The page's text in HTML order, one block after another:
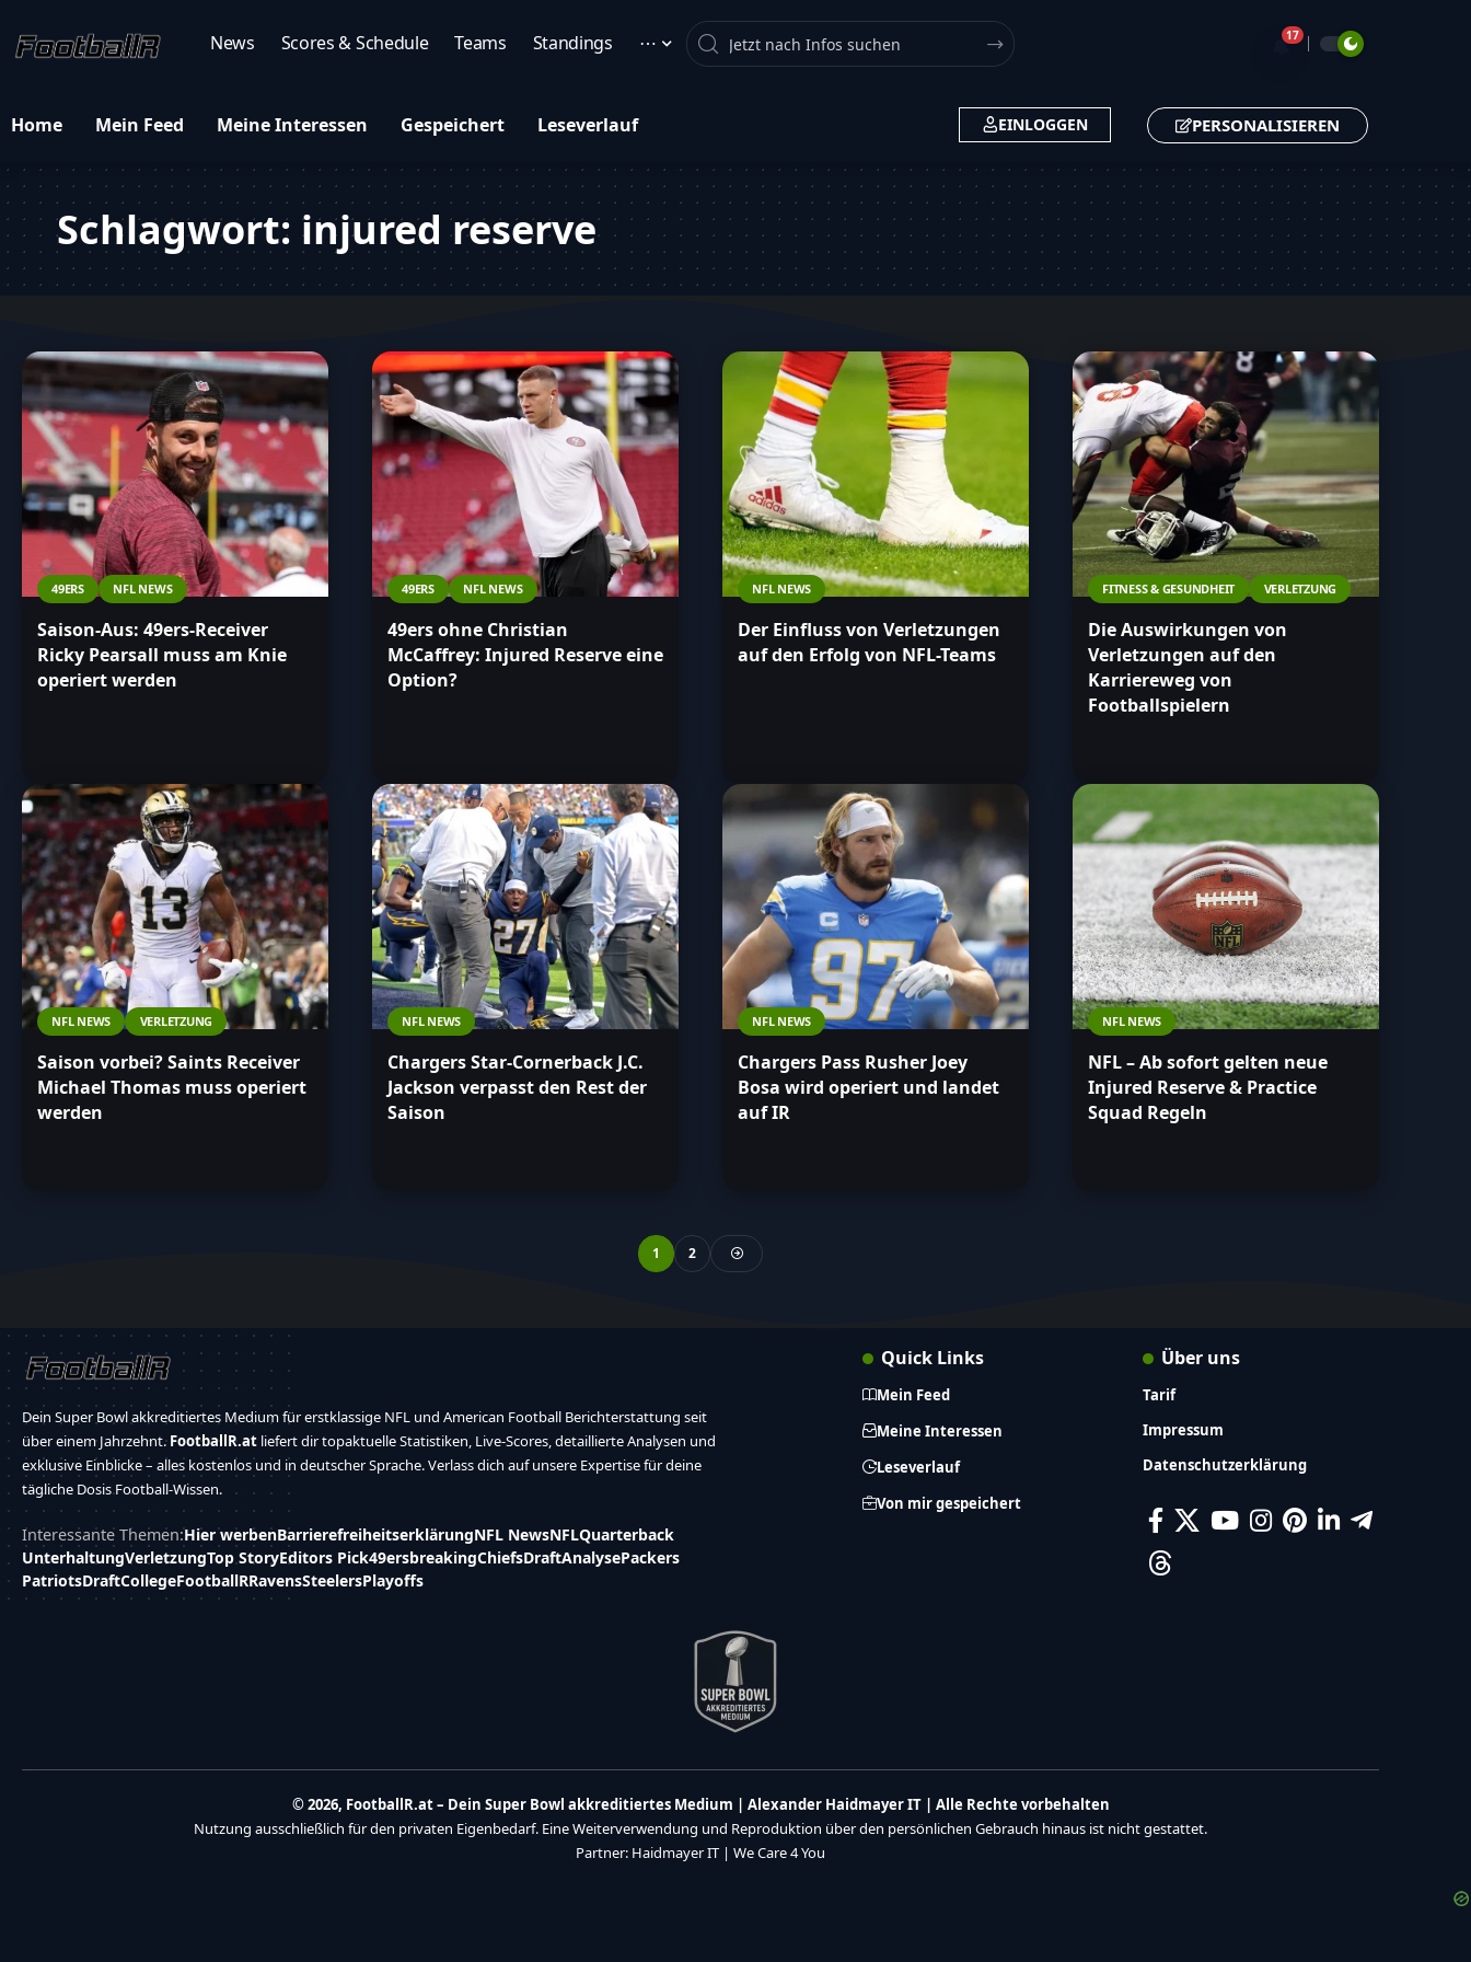
News Scores & Schedule Teams Standings ⋯ Search 🔔17
Home Mein Feed Meine Interessen Gespeichert Leseverlauf EINLOGGEN PERSONALISIEREN
Schlagwort: injured reserve
49ERS NFL NEWS
Saison-Aus: 49ers-Receiver
Ricky Pearsall muss am Knie
operiert werden
49ERS NFL NEWS
49ers ohne Christian
McCaffrey: Injured Reserve eine
Option?
NFL NEWS
Der Einfluss von Verletzungen
auf den Erfolg von NFL-Teams
FITNESS & GESUNDHEIT VERLETZUNG
Die Auswirkungen von
Verletzungen auf den
Karriereweg von
Footballspielern
NFL NEWS VERLETZUNG
Saison vorbei? Saints Receiver
Michael Thomas muss operiert
werden
NFL NEWS
Chargers Star-Cornerback J.C.
Jackson verpasst den Rest der
Saison
NFL NEWS
Chargers Pass Rusher Joey
Bosa wird operiert und landet
auf IR
NFL NEWS
NFL – Ab sofort gelten neue
Injured Reserve & Practice
Squad Regeln
1 2
Dein Super Bowl akkreditiertes Medium für erstklassige NFL und American Football Berichterstattung seit
über einem Jahrzehnt.FootballR.at liefert dir topaktuelle Statistiken, Live-Scores, detaillierte Analysen und
exklusive Einblicke – alles kostenlos und in deutscher Sprache. Verlass dich auf unsere Expertise für deine
tägliche Dosis Football-Wissen.
Interessante Themen:Hier werbenBarrierefreiheitserklärungNFL NewsNFLQuarterback
UnterhaltungVerletzungTop StoryEditors Pick49ersbreakingChiefsDraftAnalysePackers
PatriotsDraftCollegeFootballRRavensSteelersPlayoffs
Quick Links
Mein Feed
Meine Interessen
Leseverlauf
Von mir gespeichert
Über uns
Tarif
Impressum
Datenschutzerklärung
© 2026, FootballR.at – Dein Super Bowl akkreditiertes Medium | Alexander Haidmayer IT | Alle Rechte vorbehalten
Nutzung ausschließlich für den privaten Eigenbedarf. Eine Weiterverwendung und Reproduktion über den persönlichen Gebrauch hinaus ist nicht gestattet.
Partner: Haidmayer IT | We Care 4 You